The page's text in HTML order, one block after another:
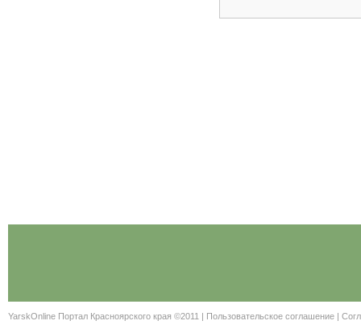
YarskOnline Портал Красноярского края ©2011 | Пользовательское соглашение |